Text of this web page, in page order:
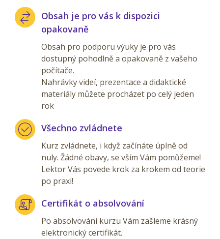
Obsah je pro vás k dispozici
opakovaně
Obsah pro podporu výuky je pro vás
dostupný pohodlně a opakovaně z vašeho
počítače.
Nahrávky videí, prezentace a didaktické
materiály můžete procházet po celý jeden
rok
Všechno zvládnete
Kurz zvládnete, i když začínáte úplně od
nuly. Žádné obavy, se vším Vám pomůžeme!
Lektor Vás povede krok za krokem od teorie
po praxi!
Certifikát o absolvování
Po absolvování kurzu Vám zašleme krásný
elektronický certifikát.